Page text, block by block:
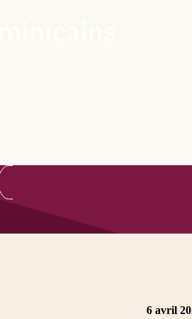
6 avril